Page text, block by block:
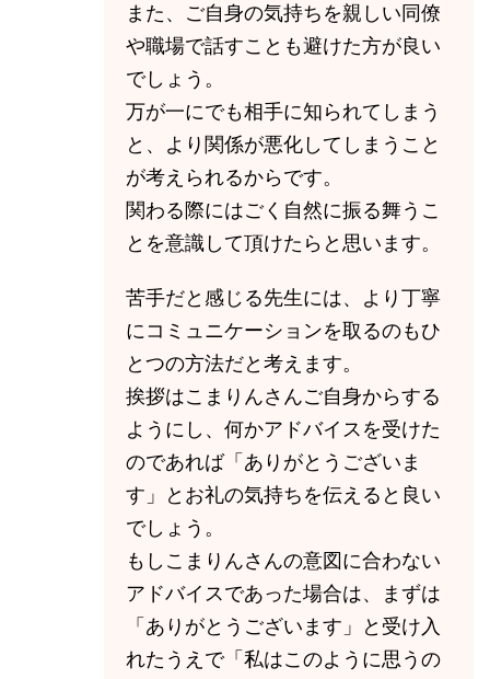
また、ご自身の気持ちを親しい同僚
や職場で話すことも避けた方が良い
でしょう。
万が一にでも相手に知られてしまう
と、より関係が悪化してしまうこと
が考えられるからです。
関わる際にはごく自然に振る舞うこ
とを意識して頂けたらと思います。
苦手だと感じる先生には、より丁寧
にコミュニケーションを取るのもひ
とつの方法だと考えます。
挨拶はこまりんさんご自身からする
ようにし、何かアドバイスを受けた
のであれば「ありがとうございま
す」とお礼の気持ちを伝えると良い
でしょう。
もしこまりんさんの意図に合わない
アドバイスであった場合は、まずは
「ありがとうございます」と受け入
れたうえで「私はこのように思うの